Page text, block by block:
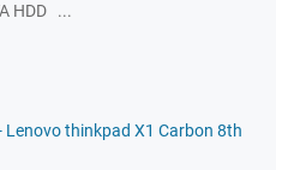
HDD ...
Lenovo thinkpad X1 Carbon 8th